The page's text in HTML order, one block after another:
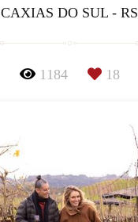
CAXIAS DO SUL - RS
1184 18